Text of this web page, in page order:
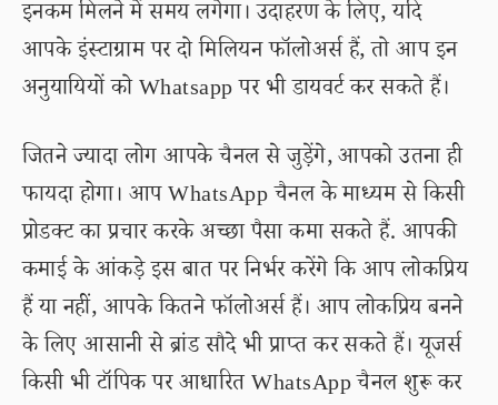
इनकम मिलने में समय लगेगा। उदाहरण के लिए, यदि
आपके इंस्टाग्राम पर दो मिलियन फॉलोअर्स हैं, तो आप इन
अनुयायियों को Whatsapp पर भी डायवर्ट कर सकते हैं।
जितने ज्यादा लोग आपके चैनल से जुड़ेंगे, आपको उतना ही
फायदा होगा। आप WhatsApp चैनल के माध्यम से किसी
प्रोडक्ट का प्रचार करके अच्छा पैसा कमा सकते हैं. आपकी
कमाई के आंकड़े इस बात पर निर्भर करेंगे कि आप लोकप्रिय
हैं या नहीं, आपके कितने फॉलोअर्स हैं। आप लोकप्रिय बनने
के लिए आसानी से ब्रांड सौदे भी प्राप्त कर सकते हैं। यूजर्स
किसी भी टॉपिक पर आधारित WhatsApp चैनल शुरू कर